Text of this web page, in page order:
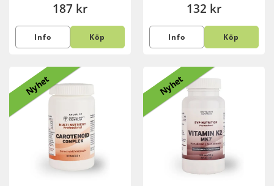
187 kr
Info Köp
132 kr
Info Köp
Nyhet Nyhet